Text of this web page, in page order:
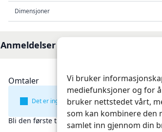
Vi bruker
mediefunksjoner og for
bruker nettstedet vårt,
som kan kombinere den
samlet inn gjennom din
Dimensjoner
Anmeldelser
Omtaler
Det er ingen omtaler ennå.
Bli den første til å omtale «Monteringspute